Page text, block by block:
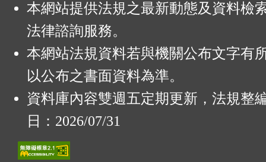
本網站提供法規之最新動態及資料檢
法律諮詢服務。
本網站法規資料若與機關公布文字有
以公布之書面資料為準。
資料庫內容雙週五定期更新，法規整
日：2026/07/31